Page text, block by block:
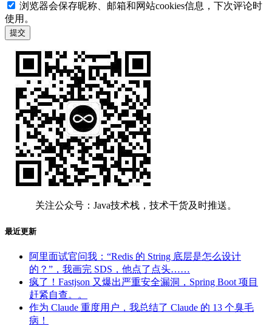
浏览器会保存昵称、邮箱和网站cookies信息，下次评论时
使用。
关注公众号：Java技术栈，技术干货及时推送。
最近更新
阿里面试官问我：“Redis 的 String 底层是怎么设计
的？”，我画完 SDS，他点了点头……
疯了！Fastjson 又爆出严重安全漏洞，Spring Boot 项目
赶紧自查。。
作为 Claude 重度用户，我总结了 Claude 的 13 个臭毛
病！